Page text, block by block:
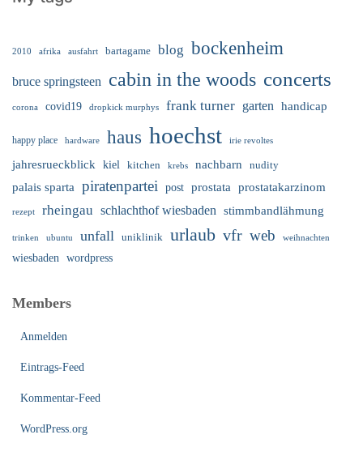
2010 afrika ausfahrt bartagame blog bockenheim
bruce springsteen cabin in the woods concerts
corona covid19 dropkick murphys frank turner garten handicap
happy place hardware haus hoechst irie revoltes
jahresrueckblick kiel kitchen krebs nachbarn nudity
palais sparta piratenpartei post prostata prostatakarzinom
rezept rheingau schlachthof wiesbaden stimmbandlähmung
trinken ubuntu unfall uniklinik urlaub vfr web weihnachten
wiesbaden wordpress
Members
Anmelden
Eintrags-Feed
Kommentar-Feed
WordPress.org